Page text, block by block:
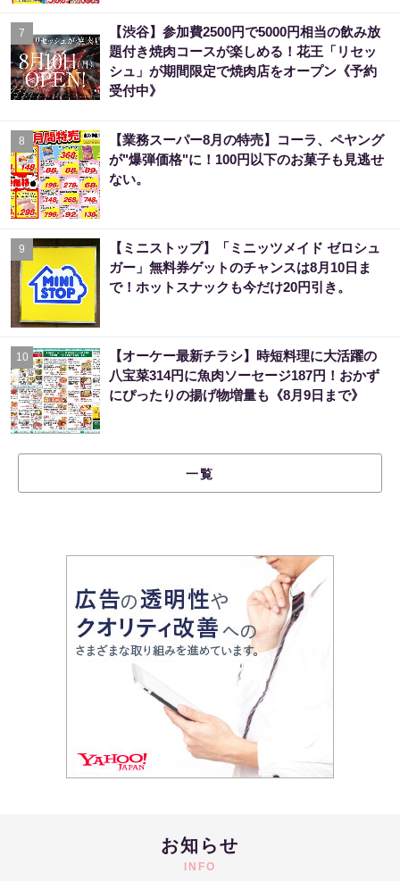
7
【渋谷】参加費2500円で5000円相当の飲み放
題付き焼肉コースが楽しめる！花王「リセッ
シュ」が期間限定で焼肉店をオープン《予約
受付中》
8
【業務スーパー8月の特売】コーラ、ペヤング
が"爆弾価格"に！100円以下のお菓子も見逃せ
ない。
9
【ミニストップ】「ミニッツメイド ゼロシュ
ガー」無料券ゲットのチャンスは8月10日ま
で！ホットスナックも今だけ20円引き。
10
【オーケー最新チラシ】時短料理に大活躍の
八宝菜314円に魚肉ソーセージ187円！おかず
にぴったりの揚げ物増量も《8月9日まで》
一覧
お知らせ
INFO